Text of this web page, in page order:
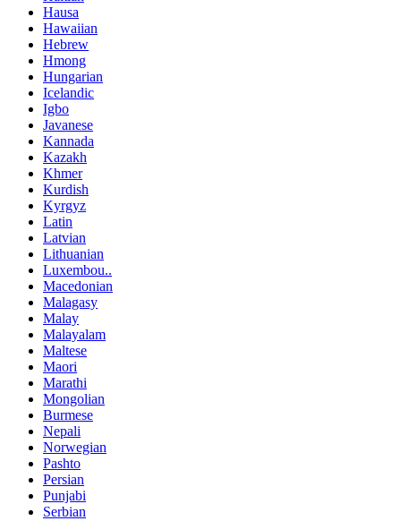
Hausa
Hawaiian
Hebrew
Hmong
Hungarian
Icelandic
Igbo
Javanese
Kannada
Kazakh
Khmer
Kurdish
Kyrgyz
Latin
Latvian
Lithuanian
Luxembou..
Macedonian
Malagasy
Malay
Malayalam
Maltese
Maori
Marathi
Mongolian
Burmese
Nepali
Norwegian
Pashto
Persian
Punjabi
Serbian